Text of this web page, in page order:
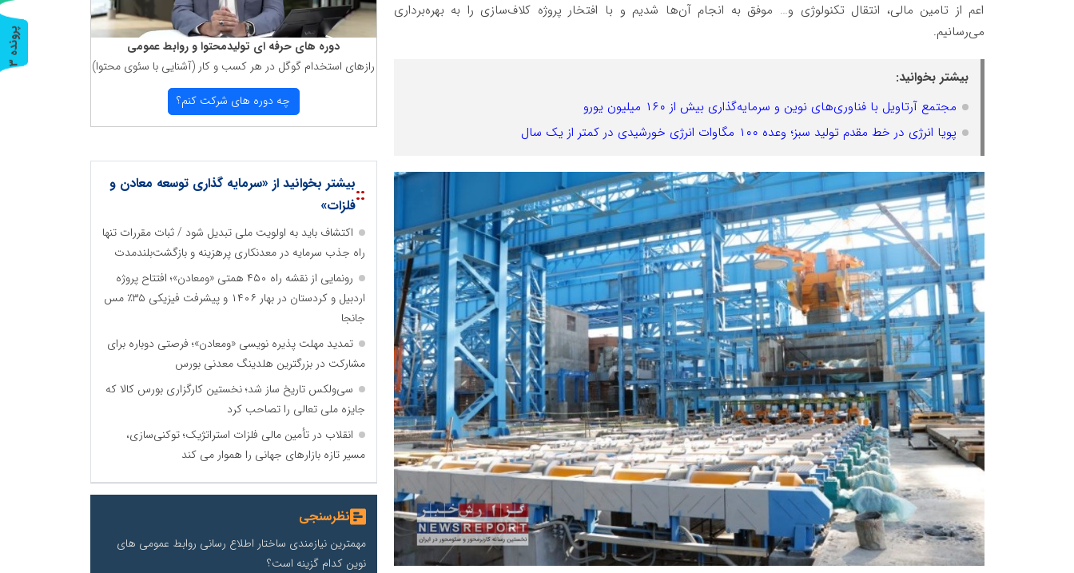
اعم از تامین مالی، انتقال تکنولوژی و… موفق به انجام آن‌ها شدیم و با افتخار پروژه کلاف‌سازی را به بهره‌برداری
می‌رسانیم.
بیشتر بخوانید:
مجتمع آرتاویل با فناوری‌های نوین و سرمایه‌گذاری بیش از ۱۶۰ میلیون یورو
پویا انرژی در خط مقدم تولید سبز؛ وعده ۱۰۰ مگاوات انرژی خورشیدی در کمتر از یک سال
دوره های حرفه ای تولیدمحتوا و روابط عمومی
رازهای استخدام گوگل در هر كسب و كار (آشنایی با سئوی محتوا)
چه دوره های شركت كنم؟
::بیشتر بخوانید از «سرمایه گذاری توسعه معادن و
فلزات»
اکتشاف باید به اولویت ملی تبدیل شود / ثبات مقررات تنها
راه جذب سرمایه در معدنکاری پرهزینه و بازگشت‌بلندمدت
رونمایی از نقشه راه ۴۵۰ همتی «ومعادن»؛ افتتاح پروژه
اردبیل و کردستان در بهار ۱۴۰۶ و پیشرفت فیزیکی ۳۵٪ مس
جانجا
تمدید مهلت پذیره نویسی «ومعادن»؛ فرصتی دوباره برای
مشارکت در بزرگترین هلدینگ معدنی بورس
سی‌ولکس تاریخ ساز شد؛ نخستین کارگزاری بورس کالا که
جایزه ملی تعالی را تصاحب کرد
انقلاب در تأمین مالی فلزات استراتژیک؛ توکنی‌سازی،
مسیر تازه بازارهای جهانی را هموار می کند
نظرسنجی
مهمترین نیازمندی ساختار اطلاع رسانی روابط عمومی های
نوین کدام گزینه است؟
پ
ر
و
ن
د
ه
3